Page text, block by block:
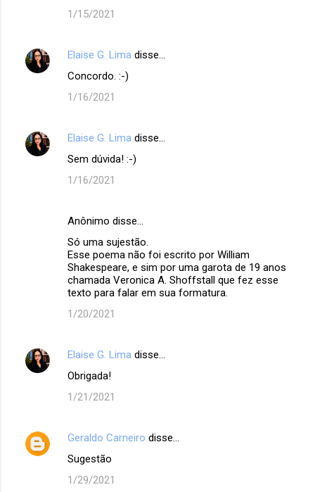
1/15/2021
Elaise G. Lima disse…
Concordo. :-)
1/16/2021
Elaise G. Lima disse…
Sem dúvida! :-)
1/16/2021
Anônimo disse…
Só uma sujestão.
Esse poema não foi escrito por William
Shakespeare, e sim por uma garota de 19 anos
chamada Veronica A. Shoffstall que fez esse
texto para falar em sua formatura.
1/20/2021
Elaise G. Lima disse…
Obrigada!
1/21/2021
Geraldo Carneiro disse…
Sugestão
1/29/2021